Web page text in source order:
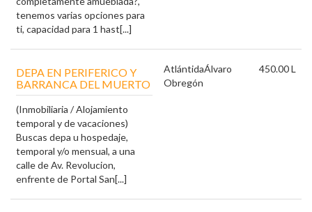
tenemos varias opciones para
ti, capacidad para 1 hast[...]
DEPA EN PERIFERICO Y
BARRANCA DEL MUERTO
(Inmobiliaria / Alojamiento
temporal y de vacaciones)
Buscas depa u hospedaje,
temporal y/o mensual, a una
calle de Av. Revolucion,
enfrente de Portal San[...]
AtlántidaÁlvaro
Obregón
450.00 L